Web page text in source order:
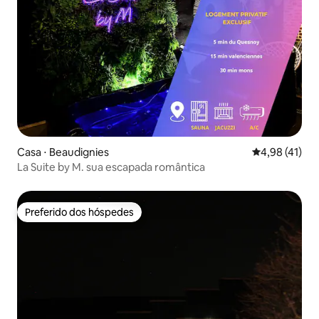
Casa ⋅ Beaudignies 4,98 de uma
4,98 (41)
La Suite by M. sua escapada romântica
Preferido dos hóspedes
Preferido dos hóspedes